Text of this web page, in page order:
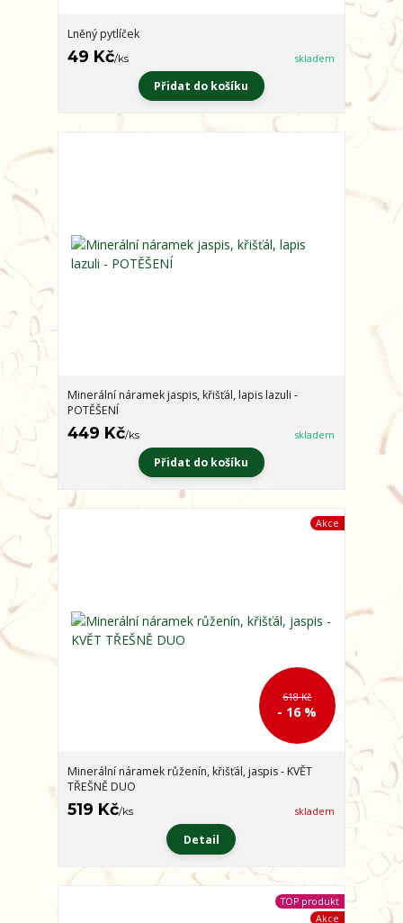
Lněný pytlíček
49 Kč/ks skladem
Přidat do košíku
Minerální náramek jaspis, křišťál, lapis lazuli -
POTĚŠENÍ
449 Kč/ks skladem
Přidat do košíku
Akce
618 Kč
- 16 %
Minerální náramek růženín, křišťál, jaspis - KVĚT
TŘEŠNĚ DUO
519 Kč/ks skladem
Detail
TOP produkt
Akce